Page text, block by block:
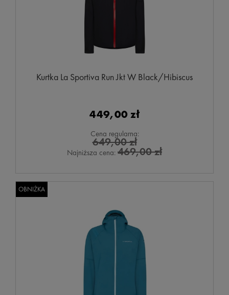
Kurtka La Sportiva Run Jkt W Black/Hibiscus
449,00 zł
Cena regularna:
649,00 zł
Najniższa cena: 469,00 zł
OBNIŻKA